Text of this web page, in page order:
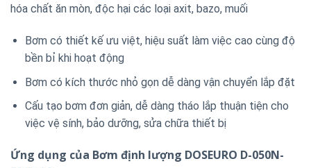
hóa chất ăn mòn, độc hại các loại axit, bazo, muối
Bơm có thiết kế ưu việt, hiệu suất làm việc cao cùng độ
bền bỉ khi hoạt động
Bơm có kích thước nhỏ gọn dễ dàng vận chuyển lắp đặt
Cấu tạo bơm đơn giản, dễ dàng tháo lắp thuận tiện cho
việc vệ sính, bảo dưỡng, sửa chữa thiết bị
Ứng dụng của Bơm định lượng DOSEURO D-050N-